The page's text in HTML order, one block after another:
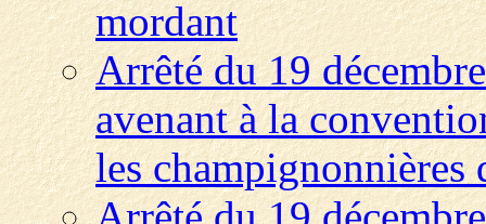
mordant
Arrêté du 19
avenant à la
les champignonnières